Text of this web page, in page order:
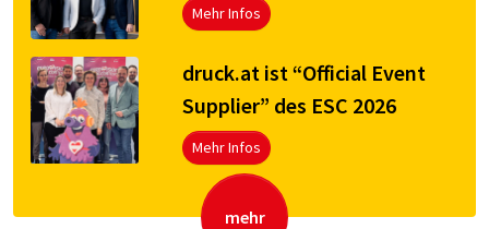
Mehr Infos
druck.at ist “Official Event
Supplier” des ESC 2026
Mehr Infos
mehr